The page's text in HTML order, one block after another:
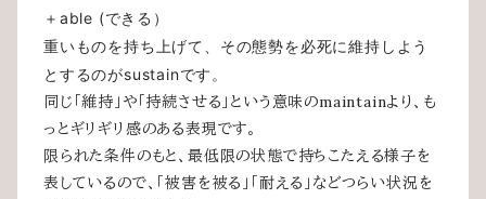
＋able (できる）
重いものを持ち上げて、その態勢を必死に維持しよう
とするのがsustainです。
同じ「維持」や「持続させる」という意味のmaintainより、も
っとギリギリ感のある表現です。
限られた条件のもと、最低限の状態で持ちこたえる様子を
表しているので、「被害を被る」「耐える」などつらい状況を